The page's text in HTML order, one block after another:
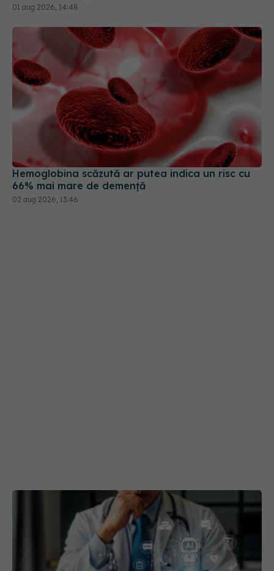
01 aug 2026, 14:48
Hemoglobina scăzută ar putea indica un risc cu
66% mai mare de demență
02 aug 2026, 13:46